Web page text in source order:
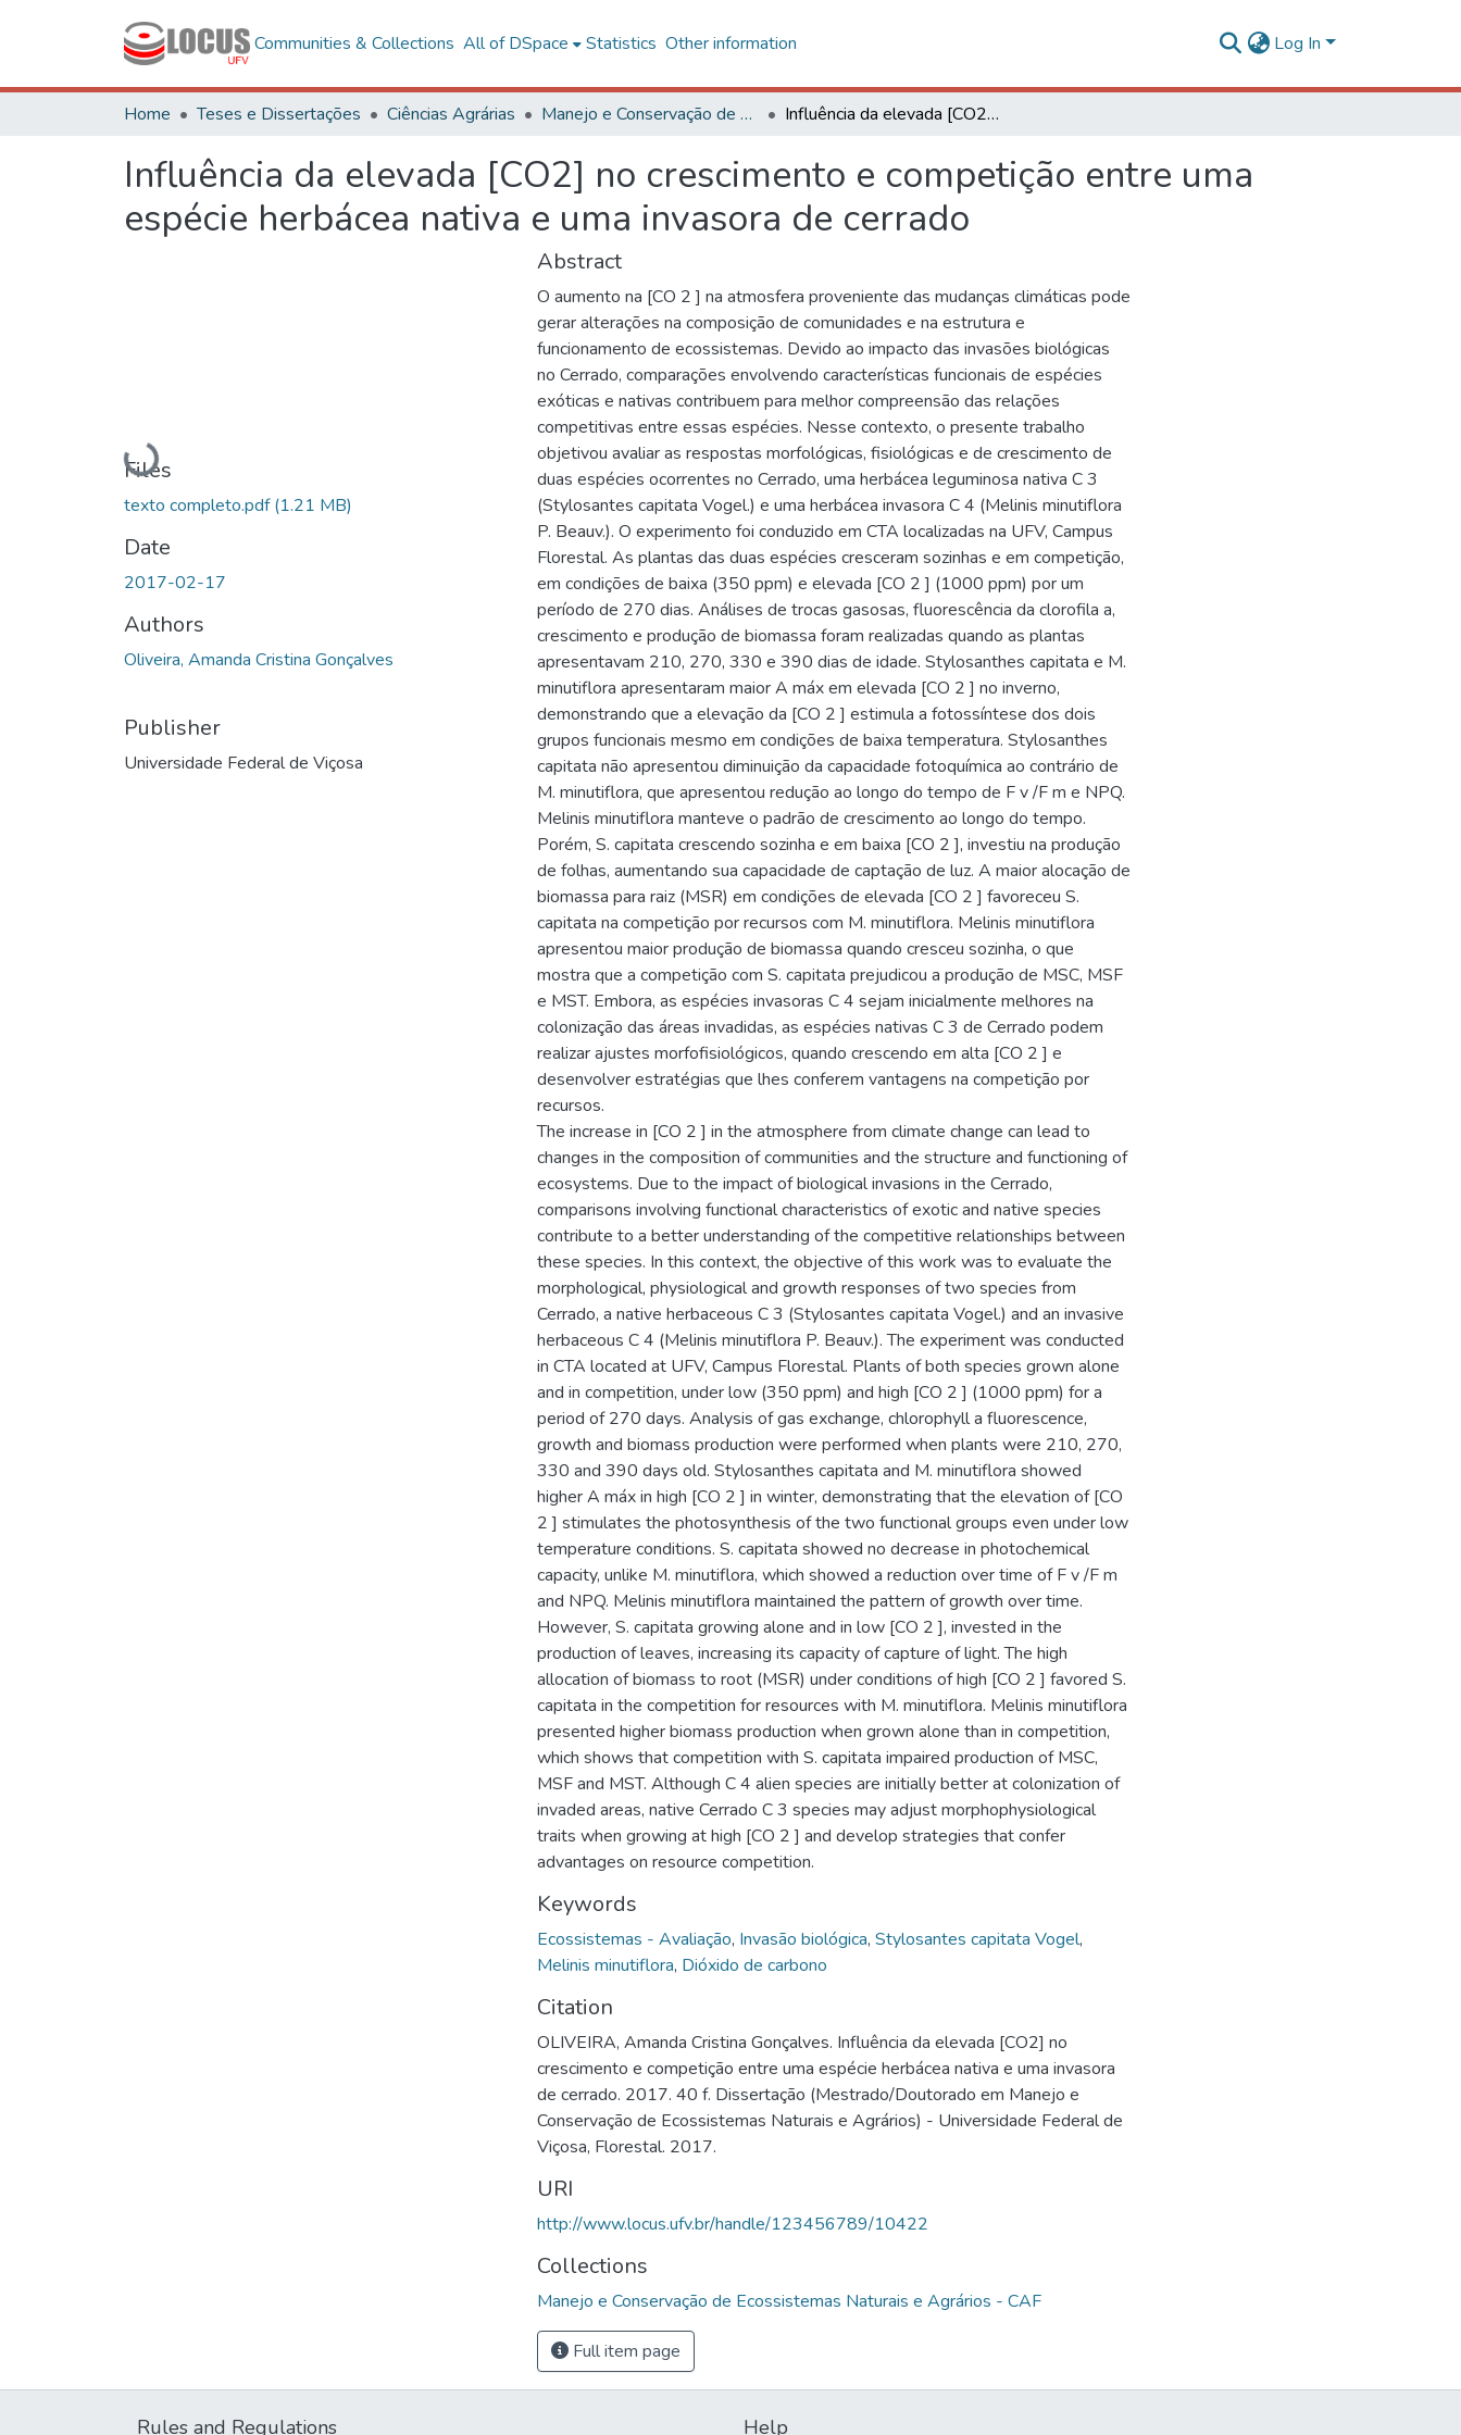
Communities & Collections All of DSpace Statistics Other information Log In
Home Teses e Dissertações Ciências Agrárias Manejo e Conservação de Ecossistemas Naturais e Agrários - CAF Influência da elevada [CO2] no crescimento e competição entre uma espécie herbácea nativa e uma invasora de cerrado
Influência da elevada [CO2] no crescimento e competição entre uma
espécie herbácea nativa e uma invasora de cerrado
Loading...
Files
texto completo.pdf(1.21 MB)
Date
2017-02-17
Authors
Oliveira, Amanda Cristina Gonçalves
Publisher
Universidade Federal de Viçosa
Abstract
O aumento na [CO 2 ] na atmosfera proveniente das mudanças climáticas pode
gerar alterações na composição de comunidades e na estrutura e
funcionamento de ecossistemas. Devido ao impacto das invasões biológicas
no Cerrado, comparações envolvendo características funcionais de espécies
exóticas e nativas contribuem para melhor compreensão das relações
competitivas entre essas espécies. Nesse contexto, o presente trabalho
objetivou avaliar as respostas morfológicas, fisiológicas e de crescimento de
duas espécies ocorrentes no Cerrado, uma herbácea leguminosa nativa C 3
(Stylosantes capitata Vogel.) e uma herbácea invasora C 4 (Melinis minutiflora
P. Beauv.). O experimento foi conduzido em CTA localizadas na UFV, Campus
Florestal. As plantas das duas espécies cresceram sozinhas e em competição,
em condições de baixa (350 ppm) e elevada [CO 2 ] (1000 ppm) por um
período de 270 dias. Análises de trocas gasosas, fluorescência da clorofila a,
crescimento e produção de biomassa foram realizadas quando as plantas
apresentavam 210, 270, 330 e 390 dias de idade. Stylosanthes capitata e M.
minutiflora apresentaram maior A máx em elevada [CO 2 ] no inverno,
demonstrando que a elevação da [CO 2 ] estimula a fotossíntese dos dois
grupos funcionais mesmo em condições de baixa temperatura. Stylosanthes
capitata não apresentou diminuição da capacidade fotoquímica ao contrário de
M. minutiflora, que apresentou redução ao longo do tempo de F v /F m e NPQ.
Melinis minutiflora manteve o padrão de crescimento ao longo do tempo.
Porém, S. capitata crescendo sozinha e em baixa [CO 2 ], investiu na produção
de folhas, aumentando sua capacidade de captação de luz. A maior alocação de
biomassa para raiz (MSR) em condições de elevada [CO 2 ] favoreceu S.
capitata na competição por recursos com M. minutiflora. Melinis minutiflora
apresentou maior produção de biomassa quando cresceu sozinha, o que
mostra que a competição com S. capitata prejudicou a produção de MSC, MSF
e MST. Embora, as espécies invasoras C 4 sejam inicialmente melhores na
colonização das áreas invadidas, as espécies nativas C 3 de Cerrado podem
realizar ajustes morfofisiológicos, quando crescendo em alta [CO 2 ] e
desenvolver estratégias que lhes conferem vantagens na competição por
recursos.
The increase in [CO 2 ] in the atmosphere from climate change can lead to
changes in the composition of communities and the structure and functioning of
ecosystems. Due to the impact of biological invasions in the Cerrado,
comparisons involving functional characteristics of exotic and native species
contribute to a better understanding of the competitive relationships between
these species. In this context, the objective of this work was to evaluate the
morphological, physiological and growth responses of two species from
Cerrado, a native herbaceous C 3 (Stylosantes capitata Vogel.) and an invasive
herbaceous C 4 (Melinis minutiflora P. Beauv.). The experiment was conducted
in CTA located at UFV, Campus Florestal. Plants of both species grown alone
and in competition, under low (350 ppm) and high [CO 2 ] (1000 ppm) for a
period of 270 days. Analysis of gas exchange, chlorophyll a fluorescence,
growth and biomass production were performed when plants were 210, 270,
330 and 390 days old. Stylosanthes capitata and M. minutiflora showed
higher A máx in high [CO 2 ] in winter, demonstrating that the elevation of [CO
2 ] stimulates the photosynthesis of the two functional groups even under low
temperature conditions. S. capitata showed no decrease in photochemical
capacity, unlike M. minutiflora, which showed a reduction over time of F v /F m
and NPQ. Melinis minutiflora maintained the pattern of growth over time.
However, S. capitata growing alone and in low [CO 2 ], invested in the
production of leaves, increasing its capacity of capture of light. The high
allocation of biomass to root (MSR) under conditions of high [CO 2 ] favored S.
capitata in the competition for resources with M. minutiflora. Melinis minutiflora
presented higher biomass production when grown alone than in competition,
which shows that competition with S. capitata impaired production of MSC,
MSF and MST. Although C 4 alien species are initially better at colonization of
invaded areas, native Cerrado C 3 species may adjust morphophysiological
traits when growing at high [CO 2 ] and develop strategies that confer
advantages on resource competition.
Keywords
Ecossistemas - Avaliação, Invasão biológica, Stylosantes capitata Vogel,
Melinis minutiflora, Dióxido de carbono
Citation
OLIVEIRA, Amanda Cristina Gonçalves. Influência da elevada [CO2] no
crescimento e competição entre uma espécie herbácea nativa e uma invasora
de cerrado. 2017. 40 f. Dissertação (Mestrado/Doutorado em Manejo e
Conservação de Ecossistemas Naturais e Agrários) - Universidade Federal de
Viçosa, Florestal. 2017.
URI
http://www.locus.ufv.br/handle/123456789/10422
Collections
Manejo e Conservação de Ecossistemas Naturais e Agrários - CAF
Full item page
Rules and Regulations Help